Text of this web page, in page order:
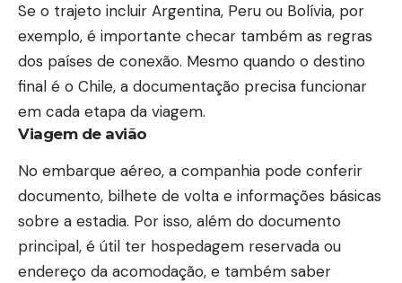
Se o trajeto incluir Argentina, Peru ou Bolívia, por
exemplo, é importante checar também as regras
dos países de conexão. Mesmo quando o destino
final é o Chile, a documentação precisa funcionar
em cada etapa da viagem.
Viagem de avião
No embarque aéreo, a companhia pode conferir
documento, bilhete de volta e informações básicas
sobre a estadia. Por isso, além do documento
principal, é útil ter hospedagem reservada ou
endereço da acomodação, e também saber